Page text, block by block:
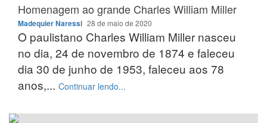
Homenagem ao grande Charles William Miller
Madequier Naressi 28 de maio de 2020
O paulistano Charles William Miller nasceu
no dia, 24 de novembro de 1874 e faleceu
dia 30 de junho de 1953, faleceu aos 78
anos,... Continuar lendo...